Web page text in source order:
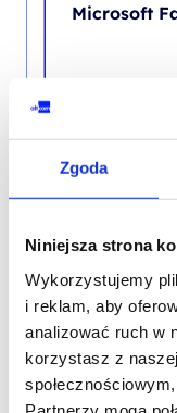
Zgoda
Niniejsza strona
Wykorzystujemy
i reklam, aby
analizować ruch w
korzystasz z
Microsoft
Microsoft